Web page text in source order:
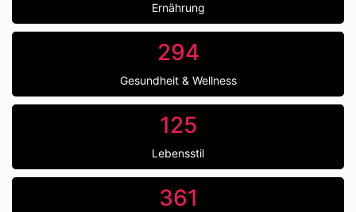
Ernährung
294
Gesundheit & Wellness
125
Lebensstil
361